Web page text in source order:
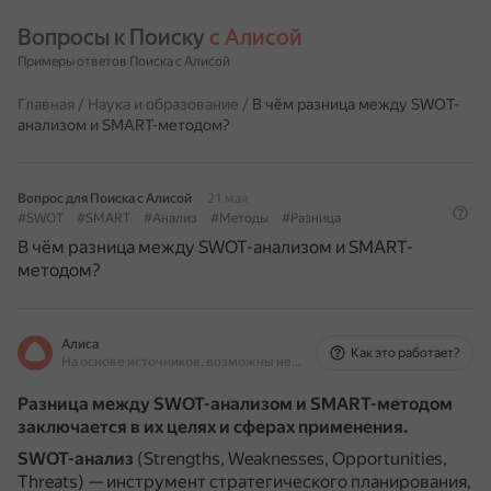
Вопросы к Поиску с Алисой
Примеры ответов Поиска с Алисой
Главная / Наука и образование / В чём разница между SWOT-
анализом и SMART-методом?
Вопрос для Поиска с Алисой
21 мая
#SWOT
#SMART #Анализ #Методы #Разница
В чём разница между SWOT-анализом и SMART-
методом?
Алиса
На основе источников, возможны неточности
Как это работает?
Разница между SWOT-анализом и SMART-методом
заключается в их целях и сферах применения.
SWOT-анализ (Strengths, Weaknesses, Opportunities,
Threats) — инструмент стратегического планирования,